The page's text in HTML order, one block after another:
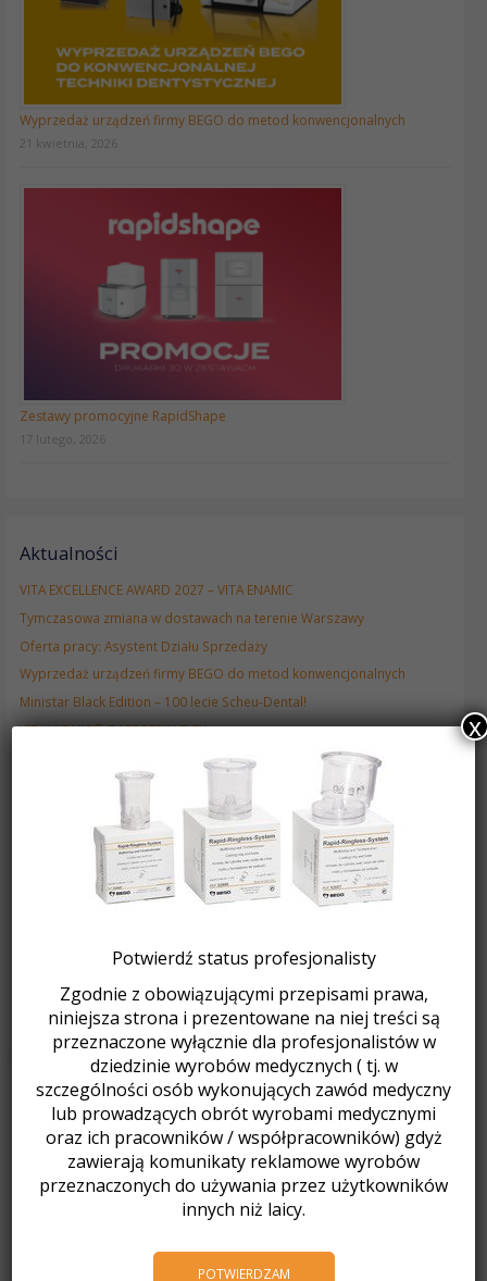
Wyprzedaż urządzeń firmy BEGO do metod konwencjonalnych
21 kwietnia, 2026
Zestawy promocyjne RapidShape
17 lutego, 2026
Aktualności
VITA EXCELLENCE AWARD 2027 – VITA ENAMIC
Tymczasowa zmiana w dostawach na terenie Warszawy
Oferta pracy: Asystent Działu Sprzedaży
Wyprzedaż urządzeń firmy BEGO do metod konwencjonalnych
Ministar Black Edition – 100 lecie Scheu-Dental!
VITA VIONIC® BASE RESIN FLEX
Zestawy promocyjne RapidShape
Frezarka Roland DWX-53DC
Frezarka Roland DWX-43W
Drukarka 3D ASIGA Max 2
Oferta pracy – Przedstawiciel Medyczny ds. Implantologii oraz
Technologii CAD/CAM
Kursy certyfikujące CA Clear Aligner
Fotorelacja Spotkanie Mikołajkowe 2025
Produkty
MINISTAR S
10200,01 złz VAT
Poprzednia najniższa cena:10200,01zł
VITA VIONIC® BASE RESIN FLEX
Potwierdź status profesjonalisty
Zgodnie z obowiązującymi przepisami prawa,
niniejsza strona i prezentowane na niej treści są
przeznaczone wyłącznie dla profesjonalistów w
dziedzinie wyrobów medycznych ( tj. w
szczególności osób wykonujących zawód medyczny
lub prowadzących obrót wyrobami medycznymi
oraz ich pracowników / współpracowników) gdyż
zawierają komunikaty reklamowe wyrobów
przeznaczonych do używania przez użytkowników
innych niż laicy.
POTWIERDZAM
x